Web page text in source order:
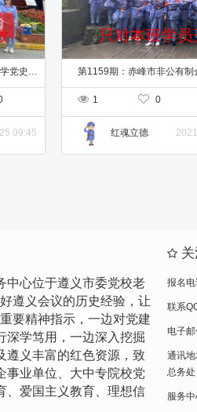
09:45
只对本班学员
1 0
红魂立德
中心位于遵义市委党校老
遵义会议的历史经验，让
要精神指示，一边对党建
深学笃用，一边深入挖掘
遵义丰富的红色资源，致
事业单位、大中专院校党
、爱国主义教育、理想信
报名
联系
电子
通讯
总务
服务